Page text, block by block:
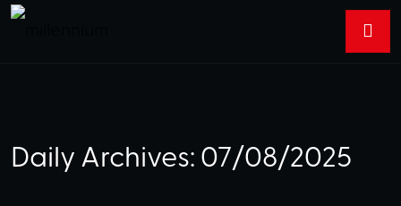
Daily Archives: 07/08/2025